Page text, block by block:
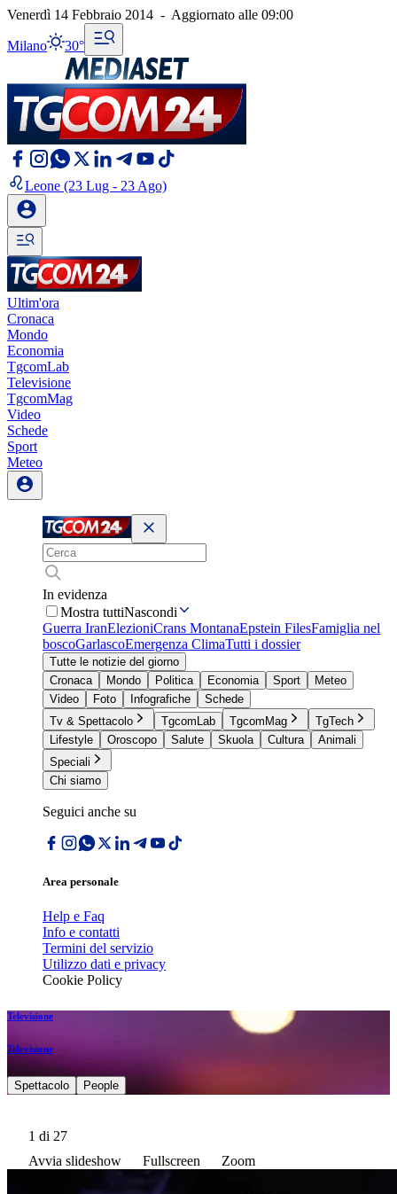
Venerdì 14 Febbraio 2014 - Aggiornato alle 09:00
Milano 30°
Leone (23 Lug - 23 Ago)
Ultim'ora
Cronaca
Mondo
Economia
TgcomLab
Televisione
TgcomMag
Video
Schede
Sport
Meteo
In evidenza
Mostra tuttiNascondi
Guerra IranElezioniCrans MontanaEpstein FilesFamiglia nel
boscoGarlascoEmergenza ClimaTutti i dossier
Tutte le notizie del giorno
Cronaca
Mondo Politica Economia Sport
Meteo
Video
Foto Infografiche
Schede
Tv & Spettacolo
TgcomLab TgcomMag
TgTech
Lifestyle
Oroscopo Salute Skuola Cultura
Animali
Speciali
Chi siamo
Seguici anche su
Area personale
Help e Faq
Info e contatti
Termini del servizio
Utilizzo dati e privacy
Cookie Policy
Televisione
Televisione
Spettacolo People
1 di 27
Avvia slideshow
Fullscreen Zoom